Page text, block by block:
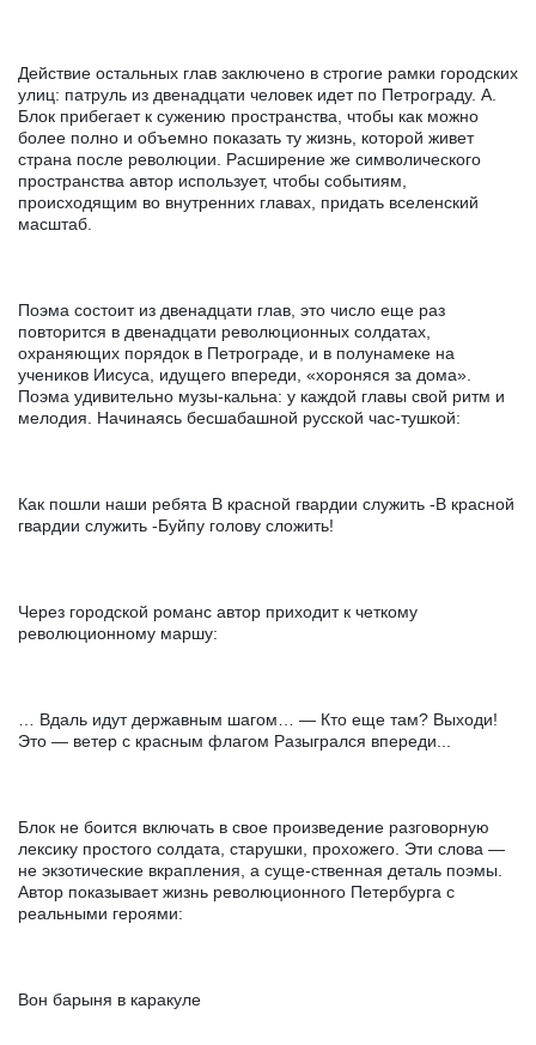
Действие остальных глав заключено в строгие рамки городских
улиц: патруль из двенадцати человек идет по Петрограду. А.
Блок прибегает к сужению пространства, чтобы как можно
более полно и объемно показать ту жизнь, которой живет
страна после революции. Расширение же символического
пространства автор использует, чтобы событиям,
происходящим во внутренних главах, придать вселенский
масштаб.
Поэма состоит из двенадцати глав, это число еще раз
повторится в двенадцати революционных солдатах,
охраняющих порядок в Петрограде, и в полунамеке на
учеников Иисуса, идущего впереди, «хороняся за дома».
Поэма удивительно музы-кальна: у каждой главы свой ритм и
мелодия. Начинаясь бесшабашной русской час-тушкой:
Как пошли наши ребята В красной гвардии служить -В красной
гвардии служить -Буйпу голову сложить!
Через городской романс автор приходит к четкому
революционному маршу:
… Вдаль идут державным шагом… — Кто еще там? Выходи!
Это — ветер с красным флагом Разыгрался впереди...
Блок не боится включать в свое произведение разговорную
лексику простого солдата, старушки, прохожего. Эти слова —
не экзотические вкрапления, а суще-ственная деталь поэмы.
Автор показывает жизнь революционного Петербурга с
реальными героями:
Вон барыня в каракуле